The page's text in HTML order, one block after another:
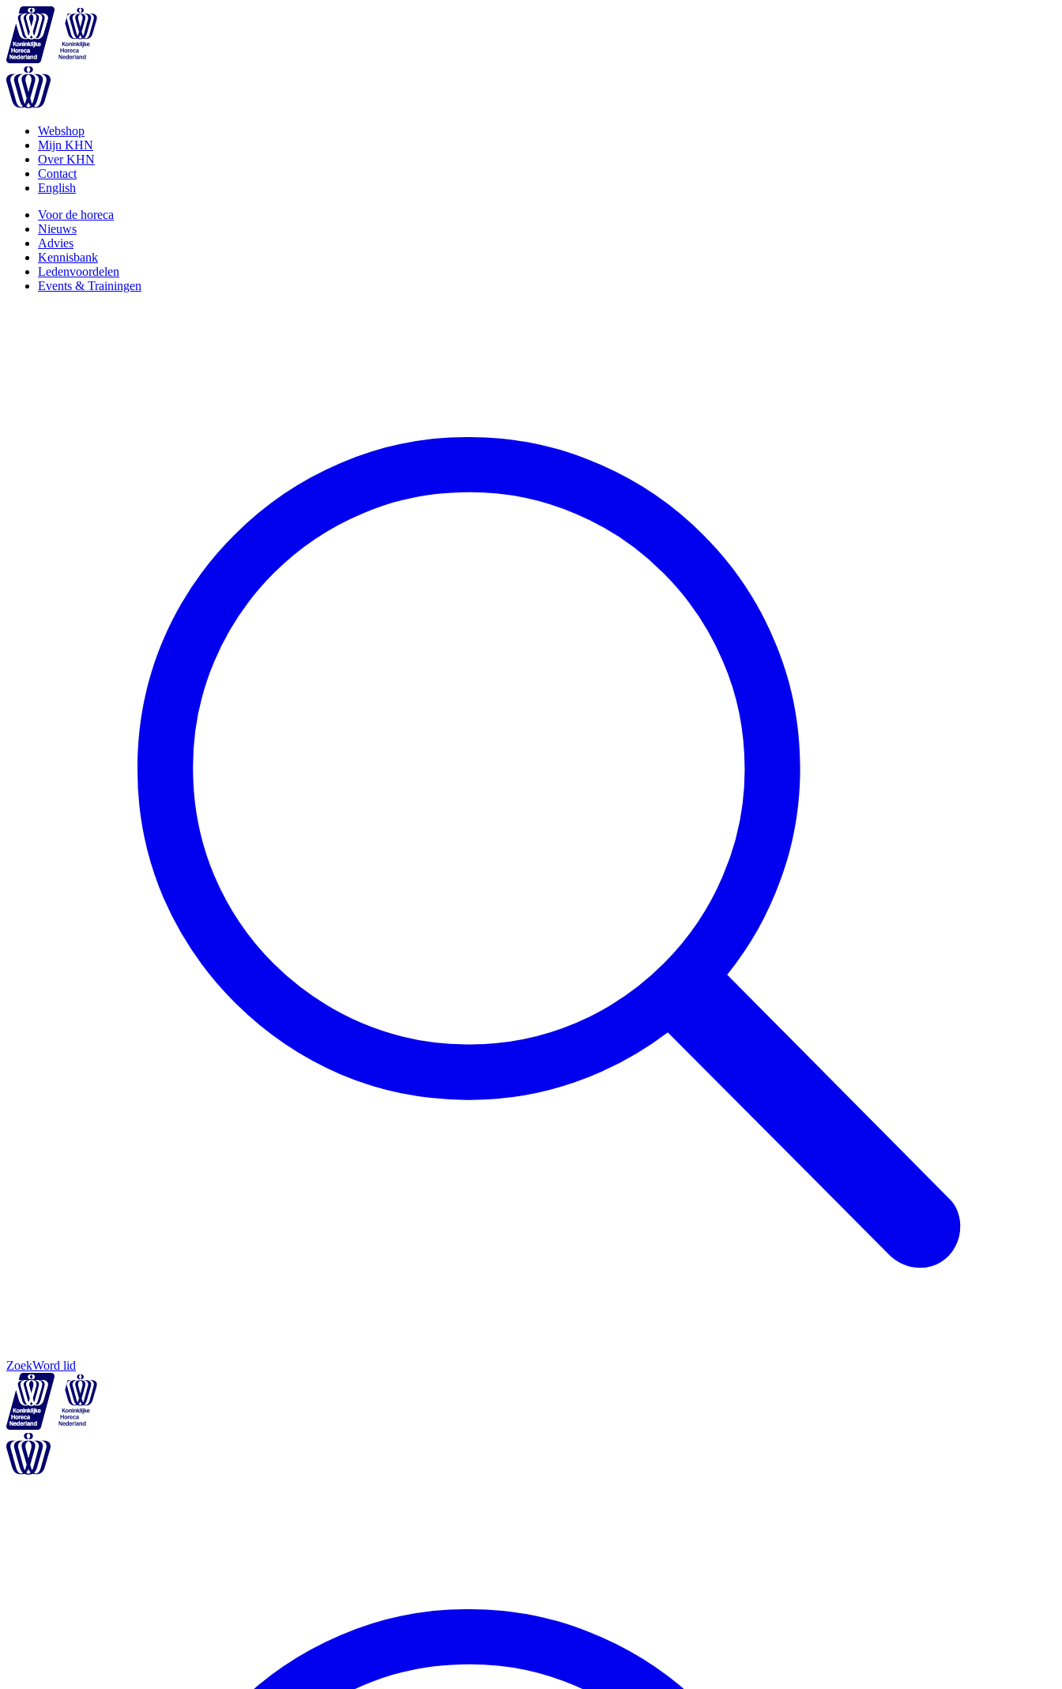
Webshop
Mijn KHN
Over KHN
Contact
English
Voor de horeca
Nieuws
Advies
Kennisbank
Ledenvoordelen
Events & Trainingen
ZoekWord lid